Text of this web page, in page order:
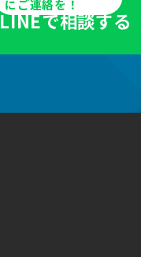
にご連絡を！
LINEで相談する